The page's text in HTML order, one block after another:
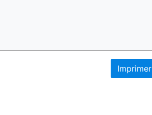
Imprimer